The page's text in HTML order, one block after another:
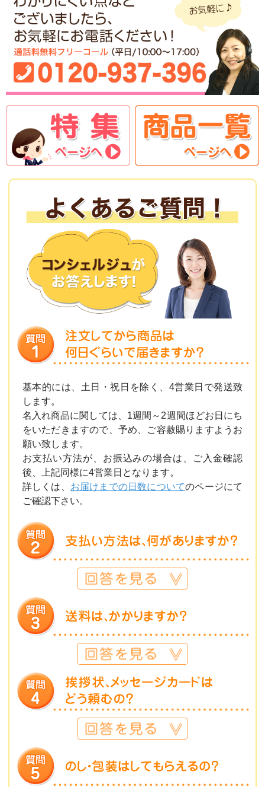
基本的には、土日・祝日を除く、4営業日で発送致
します。
名入れ商品に関しては、1週間～2週間ほどお日にち
をいただきますので、予め、ご容赦賜りますようお
願い致します。
お支払い方法が、お振込みの場合は、ご入金確認
後、上記同様に4営業日となります。
詳しくは、 お届けまでの日数についてのページにて
ご確認下さい。